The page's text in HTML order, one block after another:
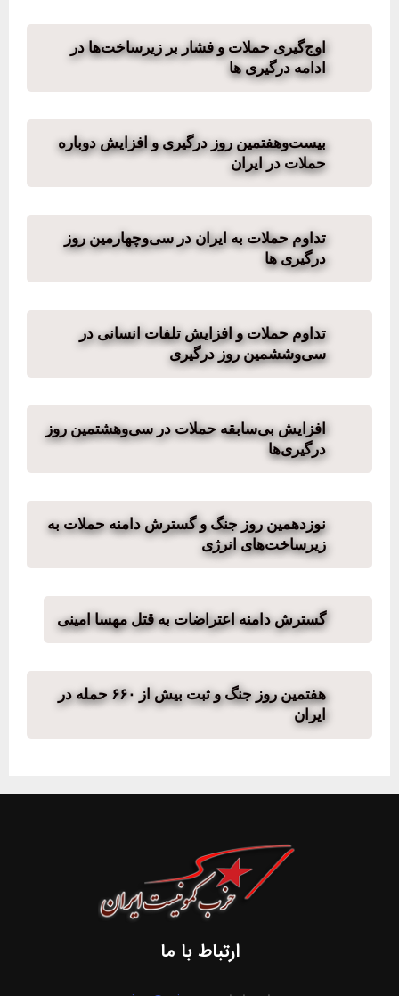
اوج‌گیری حملات و فشار بر زیرساخت‌ها در
ادامه درگیری ها
بیست‌وهفتمین روز درگیری و افزایش دوباره
حملات در ایران
تداوم حملات به ایران در سی‌وچهارمین روز
درگیری ها
تداوم حملات و افزایش تلفات انسانی در
سی‌وششمین روز درگیری
افزایش بی‌سابقه حملات در سی‌وهشتمین روز
درگیری‌ها
نوزدهمین روز جنگ و گسترش دامنه حملات به
زیرساخت‌های انرژی
گسترش دامنه اعتراضات به قتل مهسا امینی
هفتمین روز جنگ و ثبت بیش از ۶۶۰ حمله در
ایران
ارتباط با ما